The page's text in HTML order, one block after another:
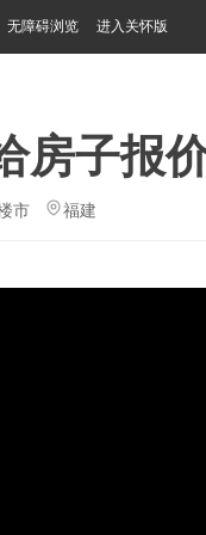
无障碍浏览 进入关怀版
房子报
市 福建